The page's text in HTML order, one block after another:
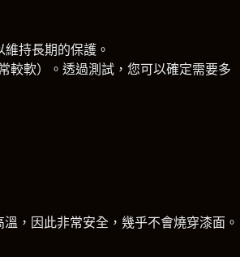
持長期的保護。
較軟）。透過測試，您可以確定需要多
，因此非常安全，幾乎不會燒穿漆面。